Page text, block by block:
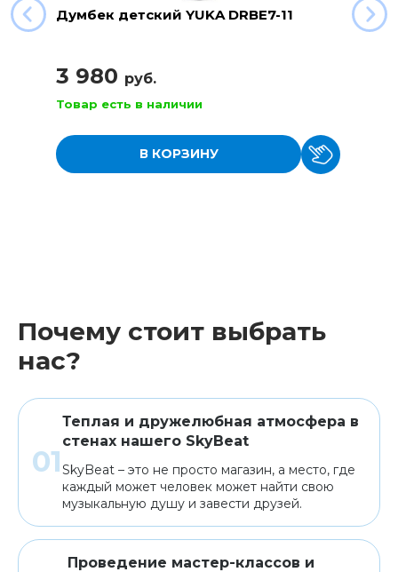
Думбек детский YUKA DRBE7-11
3 980 руб.
Товар есть в наличии
В КОРЗИНУ
Почему стоит выбрать
нас?
Теплая и дружелюбная атмосфера в
стенах нашего SkyBeat
SkyBeat – это не просто магазин, а место, где
каждый может человек может найти свою
музыкальную душу и завести друзей.
Проведение мастер-классов и